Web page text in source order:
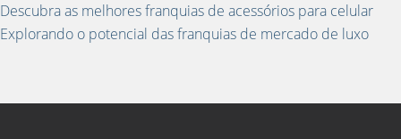
Descubra as melhores franquias de acessórios para celular
Explorando o potencial das franquias de mercado de luxo